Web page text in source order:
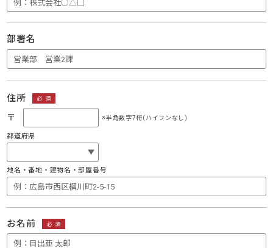
部署名
住所 必須
〒 ※半角数字7桁(ハイフンなし)
都道府県
地名・番地・建物名・部屋番号
お名前 必須